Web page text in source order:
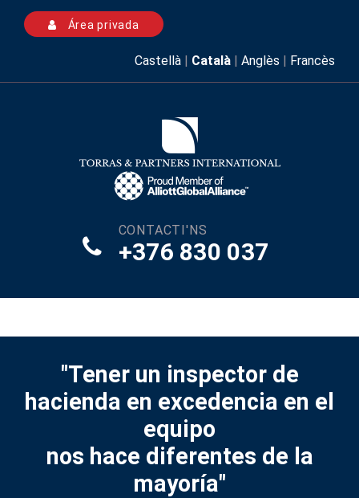
Área privada
Castellà | Català | Anglès | Francès
CONTACTI'NS
+376 830 037
"Tener un inspector de
hacienda en excedencia en el
equipo
nos hace diferentes de la
mayoría"